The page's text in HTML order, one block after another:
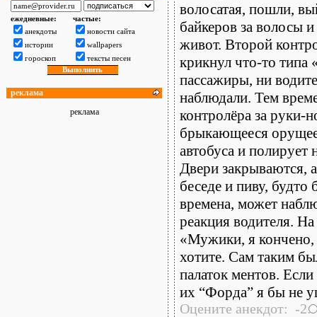
ежедневные:
анекдоты
истории
гороскоп
частые:
новости сайта
wallpapers
тексты песен
реклама
реклама
волосатая, пошли,
байкеров за волосы
живот. Второй
крикнул что-то
пассажиры, ни
наблюдали. Тем
контролёра за
брыкающееся орущее
автобуса и полирует
Двери закрываются,
беседе и пиву,
времена, может
реакция водителя.
«Мужики, я кончено,
хотите. Сам таким
палаток ментов.
их “Форда” я бы не
Оцените анекдот: -2: